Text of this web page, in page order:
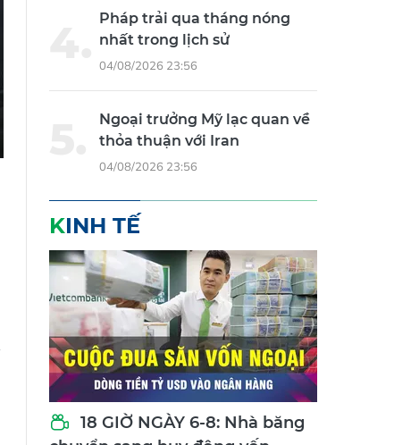
Pháp trải qua tháng nóng
nhất trong lịch sử
04/08/2026 23:56
Ngoại trưởng Mỹ lạc quan về
thỏa thuận với Iran
04/08/2026 23:56
KINH TẾ
18 GIỜ NGÀY 6-8: Nhà băng